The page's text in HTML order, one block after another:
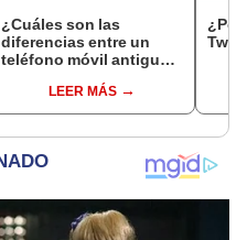
¿Cuáles son las
diferencias entre un
teléfono móvil antiguo y
LEER MÁS
¿Por